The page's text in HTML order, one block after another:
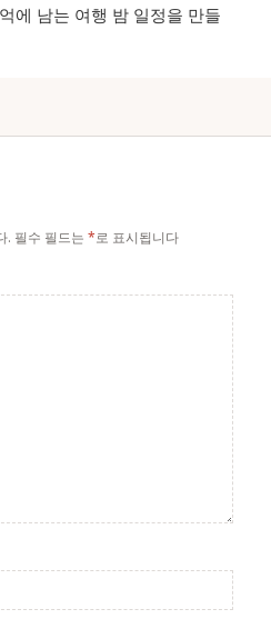
에 남는 여행 밤 일정을 만들
. 필수 필드는*로 표시됩니다